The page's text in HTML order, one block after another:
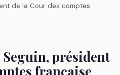
de la Cour des comptes
président
française